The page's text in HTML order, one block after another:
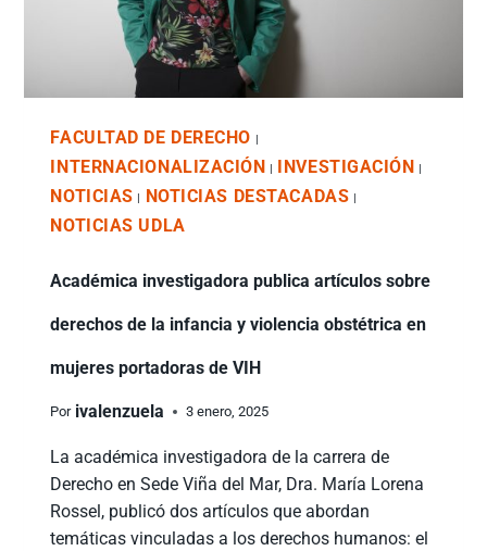
FACULTAD DE DERECHO |
INTERNACIONALIZACIÓN | INVESTIGACIÓN |
NOTICIAS | NOTICIAS DESTACADAS |
NOTICIAS UDLA
Académica investigadora publica artículos sobre
derechos de la infancia y violencia obstétrica en
mujeres portadoras de VIH
Por ivalenzuela 3 enero, 2025
La académica investigadora de la carrera de
Derecho en Sede Viña del Mar, Dra. María Lorena
Rossel, publicó dos artículos que abordan
temáticas vinculadas a los derechos humanos: el